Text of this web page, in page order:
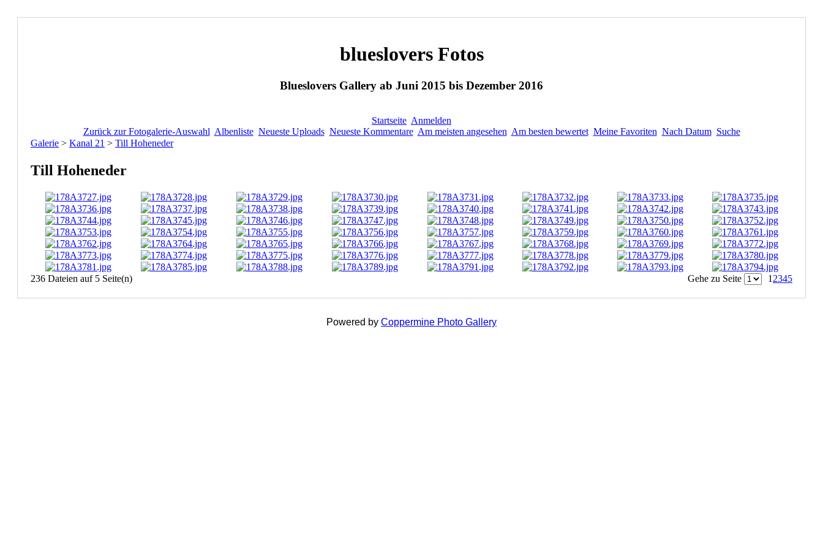
blueslovers Fotos
Blueslovers Gallery ab Juni 2015 bis Dezember 2016
Startseite Anmelden
Zurück zur Fotogalerie-Auswahl Albenliste Neueste Uploads Neueste Kommentare Am meisten angesehen Am besten bewertet Meine Favoriten Nach Datum Suche
Galerie > Kanal 21 > Till Hoheneder
Till Hoheneder
236 Dateien auf 5 Seite(n) Gehe zu Seite 1 2345
Powered by Coppermine Photo Gallery